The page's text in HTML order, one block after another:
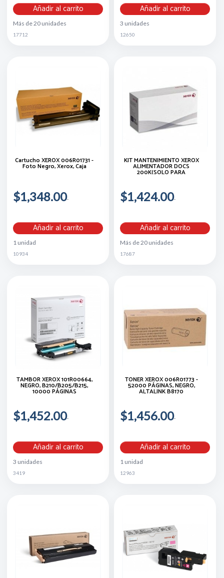
Añadir al carrito
Más de 20 unidades
17712
Añadir al carrito
3 unidades
12650
Cartucho XEROX 006R01731 -
Foto Negro, Xerox, Caja
$1,348.00
Añadir al carrito
1 unidad
10934
KIT MANTENIMIENTO XEROX
ALIMENTADOR DOCS
200K(SOLO PARA
$1,424.00
Añadir al carrito
Más de 20 unidades
17687
TAMBOR XEROX 101R00664,
NEGRO, B210/B205/B215,
10000 PÁGINAS
$1,452.00
Añadir al carrito
3 unidades
3419
TÓNER XEROX 006R01773 -
52000 PÁGINAS, NEGRO,
ALTALINK B8170
$1,456.00
Añadir al carrito
1 unidad
12963